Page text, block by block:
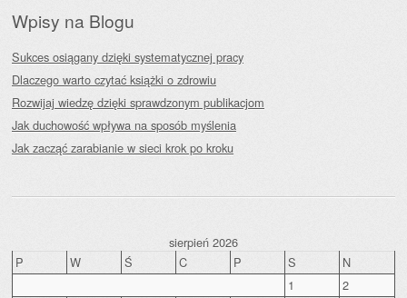
Wpisy na Blogu
Sukces osiągany dzięki systematycznej pracy
Dlaczego warto czytać książki o zdrowiu
Rozwijaj wiedzę dzięki sprawdzonym publikacjom
Jak duchowość wpływa na sposób myślenia
Jak zacząć zarabianie w sieci krok po kroku
sierpień 2026
P
W Ś C P S
N
1
2